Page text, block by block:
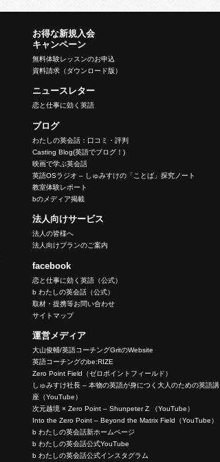
お得な新規入会
キャンペーン
無料体験レッスンのお申込
資料請求（ダウンロード版）
ニュースレター
恋と仕事に効く英語
ブログ
わたしの英会話：口コミ・評判
Casting Blog(英語でブログ！)
映画で学ぶ英会話
英語OSラジオ – しゅみすけの「ことば」探究ノート
教室体験レポート
bのメディア掲載
法人向けサービス
法人の皆様へ
法人向けプランのご案内
facebook
恋と仕事に効く英語（公式）
b わたしの英会話（公式）
取材・提携等お問い合わせ
サイトマップ
運営メディア
大山俊輔/英語コーチングGritのWebsite
英語コーチングのbe:RIZE
Zero Point Field（ゼロポイントフィールド）
しゅみすけ社長 – 本物の英語が身につく大人のための英語講
座（YouTube）
次元越境 × Zero Point – Shunpeter Z （YouTube）
Into the Zero Point – Beyond the Matrix Field（YouTube）
b わたしの英会話新ホームページ
b わたしの英会話公式YouTube
b わたしの英会話公式インスタグラム